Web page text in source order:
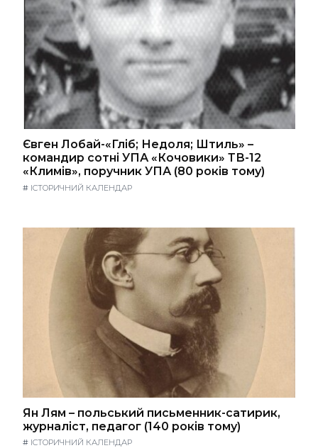
Євген Лобай-«Гліб; Недоля; Штиль» –
командир сотні УПА «Кочовики» ТВ-12
«Климів», поручник УПА (80 років тому)
# ІСТОРИЧНИЙ КАЛЕНДАР
Ян Лям – польський письменник-сатирик,
журналіст, педагог (140 років тому)
# ІСТОРИЧНИЙ КАЛЕНДАР